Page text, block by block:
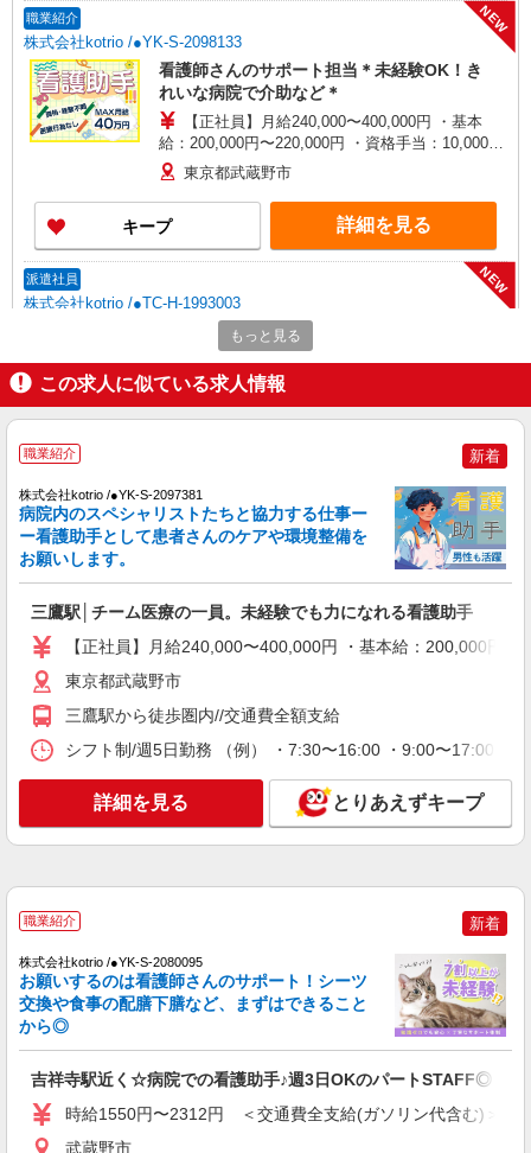
職業紹介
株式会社kotrio /●YK-S-2098133
NEW
看護師さんのサポート担当＊未経験OK！き
れいな病院で介助など＊
【正社員】月給240,000〜400,000円 ・基本
給：200,000円〜220,000円 ・資格手当：10,000〜
30,000円 ・役職手当：10,000〜70,000円 ・処遇改
善手当：20,000〜60,000円（勤続年数、保有資格
により変動） ・固定残業手当：20,000円（10時
間） ※固定残業時間を超過する場合には超過勤務
手当として別途支給 ・夜勤手当：10,000円/1回
歓迎 ・認知症介護基礎研修 ・初任者研修 ・実務
者研修 ・介護福祉士 など
東京都武蔵野市
キープ 詳細を見る
派遣社員
株式会社kotrio /●TC-H-1993003
NEW
武蔵境駅｜家庭と両立できる＊デイサービス
看護師【夜勤なし】
時給2000〜2500円＜日払い有/経験者優遇/交通
費全支給(ガソリン代含む)＞
キープ 詳細を見る
職業紹介
株式会社kotrio /●YK-S-2078292
NEW
のみのデイサービス＊
時給2400円〜＜交通費全額支給(ガソリン代含
キープ 詳細を見る
株式会社kotrio /●TC-H-1992989
NEW
武蔵野市
キープ 詳細を見る
株式会社kotrio /●YK-S-2153198
NEW
≪三鷹≫デイサービスの看護師＊プライベー
もっと見る
この求人に似ている求人情報
職業紹介 新着
株式会社kotrio /●YK-S-2097381
病院内のスペシャリストたちと協力する仕事ー
ー看護助手として患者さんのケアや環境整備を
お願いします。
三鷹駅│チーム医療の一員。未経験でも力になれる看護助手
【正社員】月給240,000〜400,000円 ・基本給：200,000円
東京都武蔵野市
三鷹駅から徒歩圏内//交通費全額支給
シフト制/週5日勤務 （例） ・7:30〜16:00 ・9:00〜17:00
詳細を見る とりあえずキープ
職業紹介 新着
株式会社kotrio /●YK-S-2080095
お願いするのは看護師さんのサポート！シーツ
交換や食事の配膳下膳など、まずはできること
から◎
吉祥寺駅近く☆病院での看護助手♪週3日OKのパートSTAFF◎
時給1550円〜2312円 ＜交通費全支給(ガソリン代含む)＞
武蔵野市